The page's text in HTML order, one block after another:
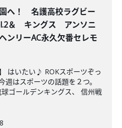
へ！ 名護高校ラグビー
＆ キングス アンソニ
ンリーAC永久欠番セレモ
はいたい♪ ROKスポーツぞっ
はスポーツの話題を２つ。
ゴールデンキングス、 信州戦